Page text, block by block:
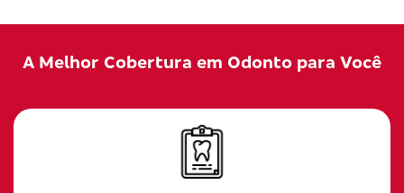
A Melhor Cobertura em Odonto para Você